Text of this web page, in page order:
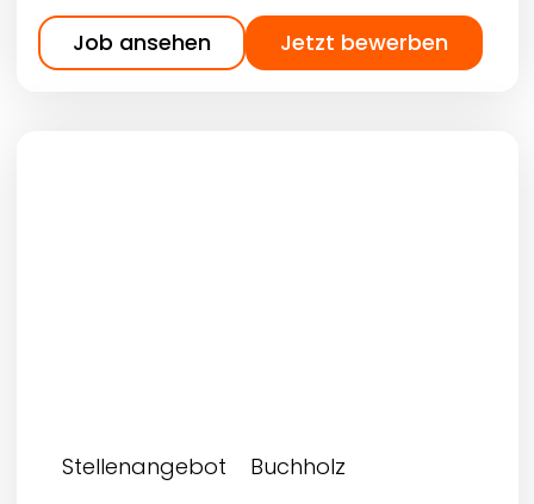
Job ansehen Jetzt bewerben
Stellenangebot Buchholz